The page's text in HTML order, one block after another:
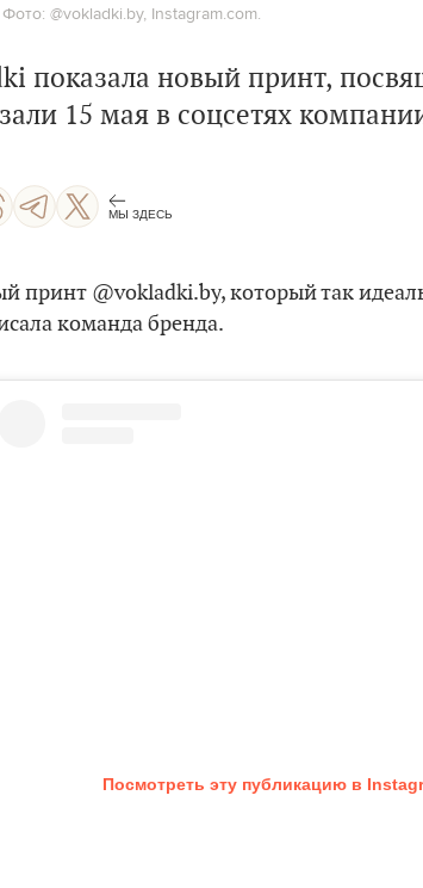
@vokladki.by, Instagram.com.
показала новый принт,
15 мая в соцсетях
МЫ ЗДЕСЬ
принт @vokladki.by, который так
команда бренда.
Посмотреть эту публикацию в